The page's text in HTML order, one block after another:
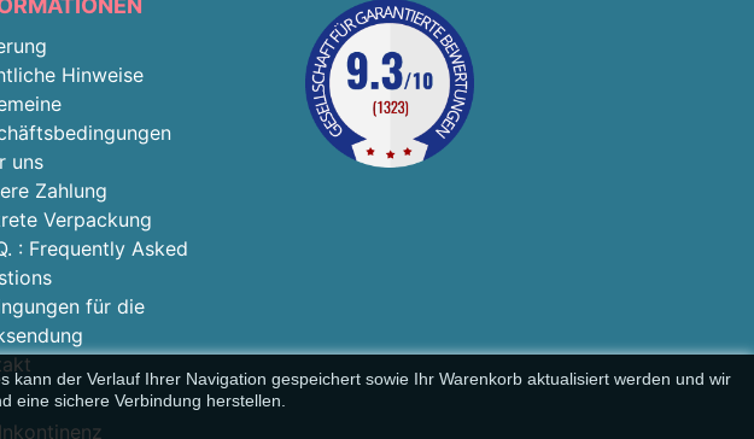
Hinweise
uns
Zahlung
Verpackung
: Frequently Asked
für die
der Verlauf Ihrer Navigation gespeichert sowie Ihr Warenkorb aktualisiert werden und wir
eine sichere Verbindung herstellen.